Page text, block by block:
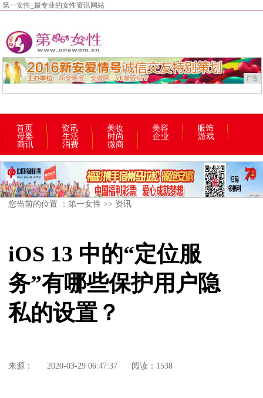
第一女性_最专业的女性资讯网站
广告
首页 资讯 美妆 美容
服饰
母婴
生活 时尚 企业
游戏
商讯
消费 微商
广告
您当前的位置 ：第一女性 >> 资讯
iOS 13 中的“定位服
务”有哪些保护用户隐
私的设置？
来源： 2020-03-29 06:47:37 阅读：1538